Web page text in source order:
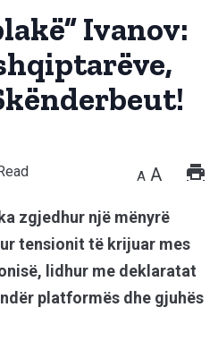
Ivanov:
A A
zgjedhur një mënyrë
tensionit të krijuar mes
lidhur me deklaratat
platformës dhe gjuhës